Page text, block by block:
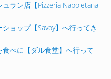
ラン店【Pizzeria Napoletana
ョップ【Savoy】へ行ってき
べに【ダル食堂】へ行って